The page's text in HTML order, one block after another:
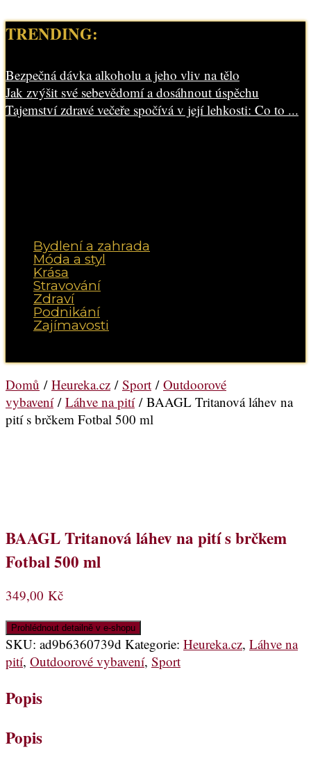
TRENDING:
Bezpečná dávka alkoholu a jeho vliv na tělo
Jak zvýšit své sebevědomí a dosáhnout úspěchu
Tajemství zdravé večeře spočívá v její lehkosti: Co to ...
Bydlení a zahrada
Móda a styl
Krása
Stravování
Zdraví
Podnikání
Zajímavosti
Domů / Heureka.cz / Sport / Outdoorové
vybavení/ Láhve na pití/ BAAGL Tritanová láhev na
pití s brčkem Fotbal 500 ml
BAAGL Tritanová láhev na pití s brčkem
Fotbal 500 ml
349,00 Kč
Prohlédnout detailně v e-shopu
SKU: ad9b6360739d Kategorie: Heureka.cz, Láhve na
pití, Outdoorové vybavení, Sport
Popis
Popis